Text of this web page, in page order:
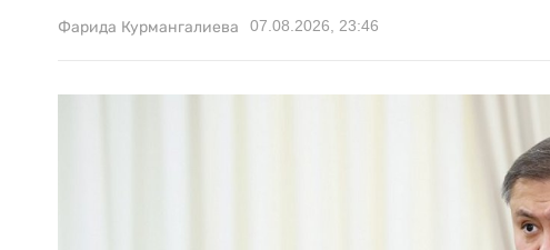
Фарида Курмангалиева 07.08.2026, 23:46